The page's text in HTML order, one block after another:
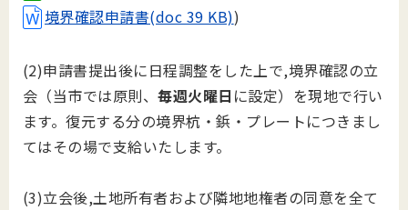
境界確認申請書(doc 39 KB))
(2)申請書提出後に日程調整をした上で,境界確認の立
会（当市では原則、毎週火曜日 に設定）を現地で行い
ます。復元する分の境界杭・鋲・プレートにつきまし
てはその場で支給いたします。
(3)立会後,土地所有者および隣地地権者の同意を全て